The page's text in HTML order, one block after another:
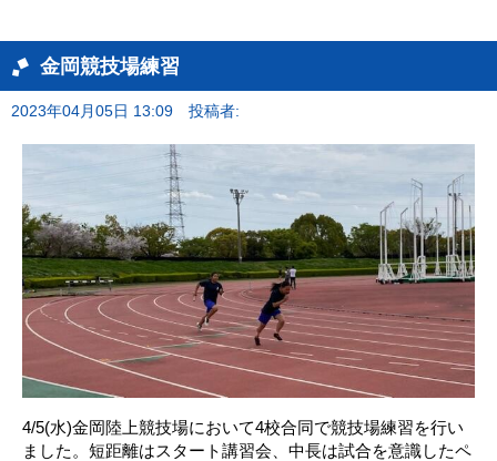
金岡競技場練習
2023年04月05日 13:09 投稿者:
4/5(水)金岡陸上競技場において4校合同で競技場練習を行い
ました。短距離はスタート講習会、中長は試合を意識したペ